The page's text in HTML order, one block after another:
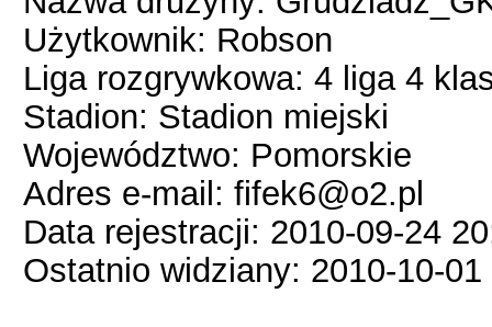
Użytkownik: Robson
Liga rozgrywkowa: 4 liga 4
Stadion: Stadion miejski
Województwo: Pomorskie
Adres e-mail: fifek6@o2.pl
Data rejestracji: 2010-09-24
Ostatnio widziany: 2010-10-